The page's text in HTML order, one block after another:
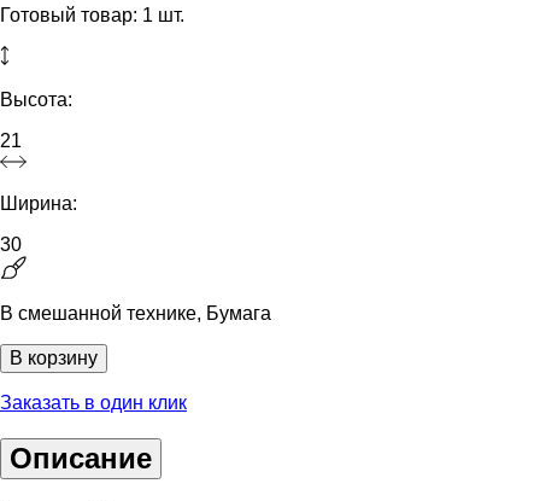
Готовый товар: 1 шт.
Высота:
21
Ширина:
30
В смешанной технике, Бумага
В корзину
Заказать в один клик
Описание